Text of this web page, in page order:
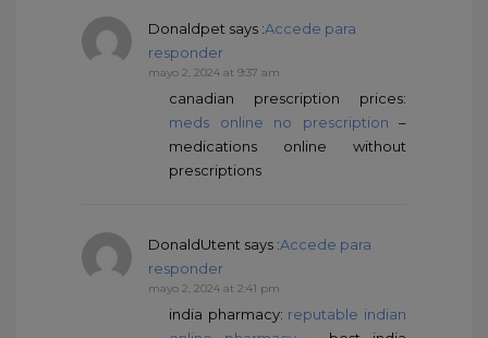
Donaldpet says :Accede para
responder
mayo 2, 2024 at 9:37 am
canadian prescription prices:
meds online no prescription –
medications online without
prescriptions
DonaldUtent says :Accede para
responder
mayo 2, 2024 at 2:41 pm
india pharmacy: reputable indian